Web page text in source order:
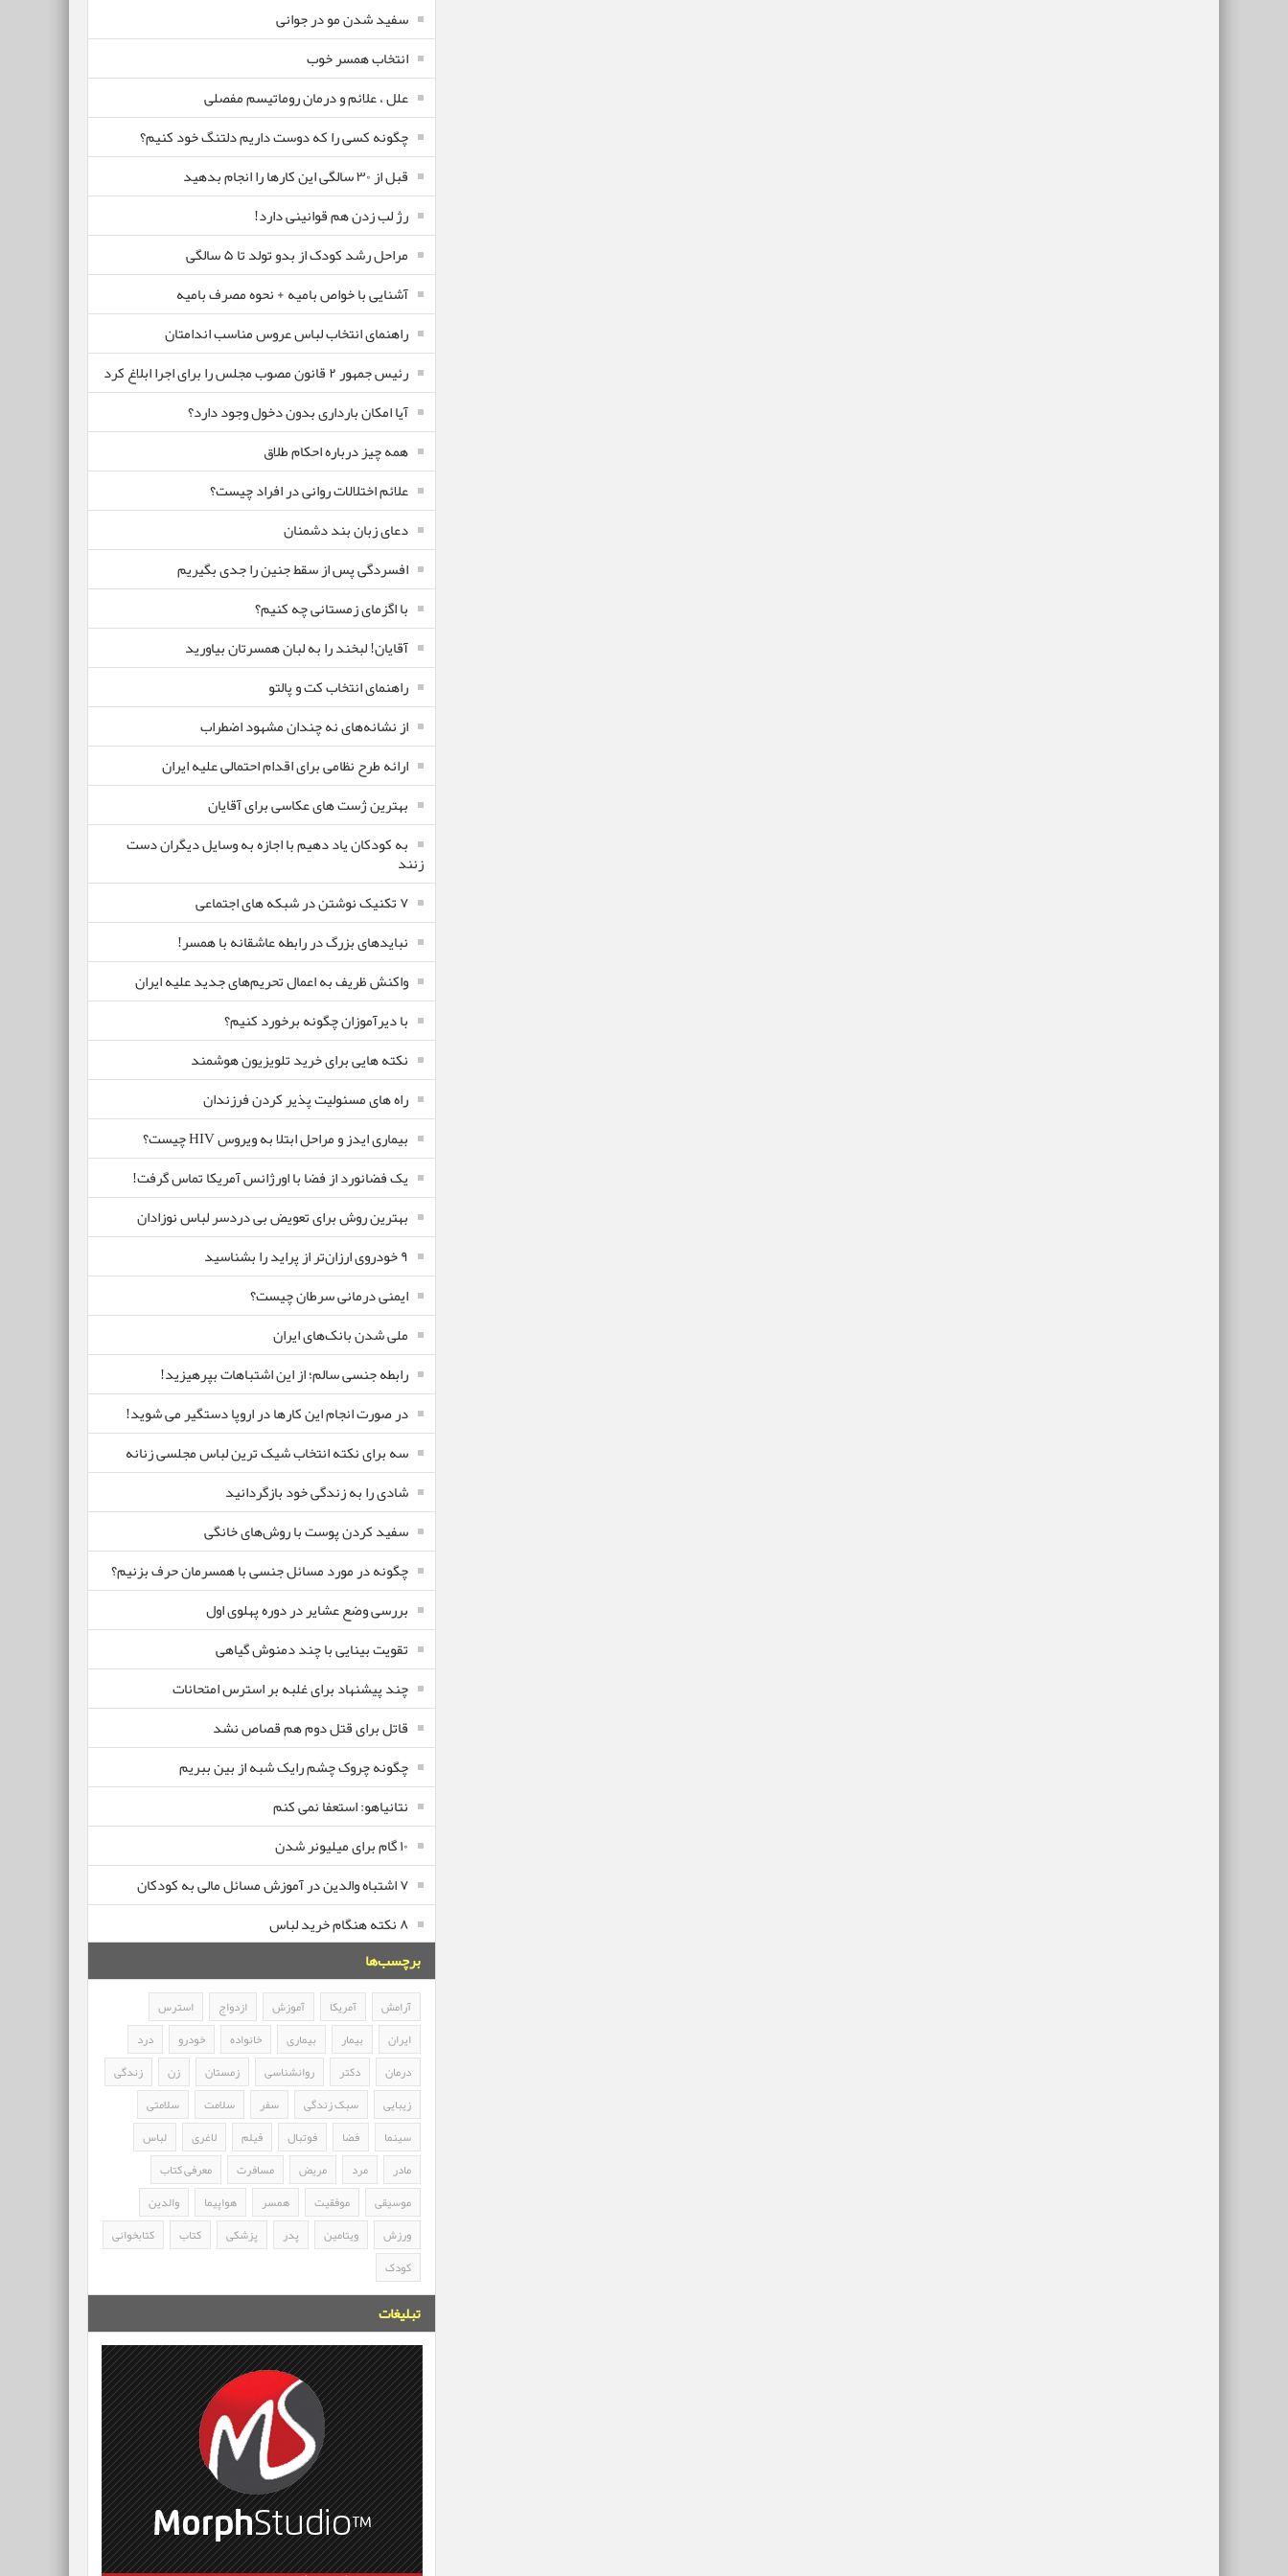
سفید شدن مو در جوانی
انتخاب همسر خوب
علل ، علائم و درمان روماتیسم مفصلی
چگونه کسی را که دوست داریم دلتنگ خود کنیم؟
قبل از ۳۰ سالگی این کارها را انجام بدهید
رژ لب زدن هم قوانینی دارد!
مراحل رشد کودک از بدو تولد تا ۵ سالگی
آشنایی با خواص بامیه + نحوه مصرف بامیه
راهنمای انتخاب لباس عروس مناسب اندامتان
رئیس جمهور ۲ قانون مصوب مجلس را برای اجرا ابلاغ کرد
آیا امکان بارداری بدون دخول وجود دارد؟
همه چیز درباره احکام طلاق
علائم اختلالات روانی در افراد چیست؟
دعای زبان بند دشمنان
افسردگی پس از سقط جنین را جدی بگیریم
با اگزمای زمستانی چه کنیم؟
آقایان! لبخند را به لبان همسرتان بیاورید
راهنمای انتخاب کت و پالتو
از نشانه‌های نه چندان مشهود اضطراب
ارائه طرح نظامی برای اقدام احتمالی علیه ایران
بهترین ژست های عکاسی برای آقایان
به کودکان یاد دهیم با اجازه به وسایل دیگران دست
زنند
۷ تکنیک نوشتن در شبکه های اجتماعی
نبایدهای بزرگ در رابطه عاشقانه با همسر!
واکنش ظریف به اعمال تحریم‌های جدید علیه ایران
با دیرآموزان چگونه برخورد کنیم؟
نکته هایی برای خرید تلویزیون هوشمند
راه های مسئولیت پذیر کردن فرزندان
بیماری ایدز و مراحل ابتلا به ویروس HIV چیست؟
یک فضانورد از فضا با اورژانس آمریکا تماس گرفت!
بهترین روش برای تعویض بی دردسر لباس نوزادان
٩ خودروی ارزان‌تر از پراید را بشناسید
ایمنی درمانی سرطان چیست؟
ملی شدن بانک‌های ایران
رابطه جنسی سالم؛ از این اشتباهات بپرهیزید!
در صورت انجام این کارها در اروپا دستگیر می شوید!
سه برای نکته انتخاب شیک ترین لباس مجلسی زنانه
شادی را به زندگی خود بازگردانید
سفید کردن پوست با روش‌های خانگی
چگونه در مورد مسائل جنسی با همسرمان حرف بزنیم؟
بررسی وضع عشایر در دوره پهلوی اول
تقویت بینایی با چند دمنوش گیاهی
چند پیشنهاد برای غلبه بر استرس امتحانات
قاتل برای قتل دوم هم قصاص نشد
چگونه چروک چشم رایک شبه از بین ببریم
نتانیاهو: استعفا نمی کنم
۱۰ گام برای میلیونر شدن
۷ اشتباه والدین در آموزش مسائل مالی به کودکان
۸ نکته هنگام خرید لباس
برچسب‌ها
آرامش آمریکا آموزش ازدواج
استرس
ایران
بیمار بیماری خانواده خودرو
درد
درمان
دکتر روانشناسی زمستان زن
زندگی
زیبایی
سبک زندگی سفر سلامت
سلامتی
سینما
فضا فوتبال فیلم لاغری
لباس
مادر
مرد مریض مسافرت
معرفی کتاب
موسیقی
موفقیت همسر هواپیما
والدین
ورزش
ویتامین پدر پزشکی کتاب
کتابخوانی
کودک
تبلیغات